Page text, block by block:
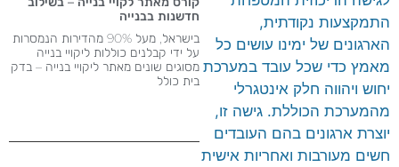
התמקצעות נקודתית,
הארגונים של ימינו עושים כל
מאמץ כדי שכל עובד במערכת
יחוש ויהווה חלק אינטגרלי
מהמערכת הכוללת. גישה זו,
יוצרת ארגונים בהם העובדים
חשים מעורבות ואחריות אישית
חדשנות בבנייה
בישראל, מעל 90% מהדירות הנמסרות
על ידי קבלנים כוללות ליקויי בנייה
מסוגים שונים מאתר ליקויי בנייה – בדק
בית כולל